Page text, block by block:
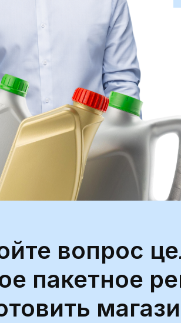
вопрос
пакетное